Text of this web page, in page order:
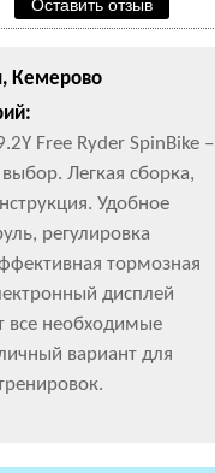
Оставить отзыв
Кемерово
Free Ryder SpinBike –
Легкая сборка,
Удобное
регулировка
тормозная
дисплей
все необходимые
вариант для